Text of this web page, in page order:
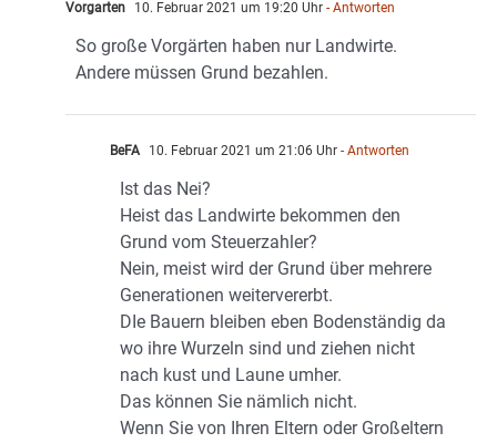
Vorgarten 10. Februar 2021 um 19:20 Uhr - Antworten
So große Vorgärten haben nur Landwirte.
Andere müssen Grund bezahlen.
BeFA 10. Februar 2021 um 21:06 Uhr - Antworten
Ist das Nei?
Heist das Landwirte bekommen den
Grund vom Steuerzahler?
Nein, meist wird der Grund über mehrere
Generationen weitervererbt.
DIe Bauern bleiben eben Bodenständig da
wo ihre Wurzeln sind und ziehen nicht
nach kust und Laune umher.
Das können Sie nämlich nicht.
Wenn Sie von Ihren Eltern oder Großeltern